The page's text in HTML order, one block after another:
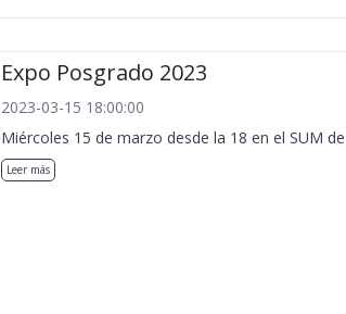
Expo Posgrado 2023
2023-03-15 18:00:00
Miércoles 15 de marzo desde la 18 en el SUM
Leer más